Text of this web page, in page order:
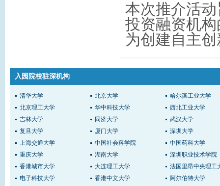
本次推介活
投资融资机
为创建自主
入园院校驻深机构
清华大学 北京大学
哈尔滨工业大学
北京理工大学
华中科技大学
西北工业大学
吉林大学
同济大学
武汉大学
复旦大学
厦门大学
深圳大学
上海交通大学
中国社会科学院
中国药科大学
重庆大学
湖南大学
深圳职业技术学院
香港城市大学
大连理工大学
法国里昂中央理工
电子科技大学
香港中文大学
阿尔伯特大学